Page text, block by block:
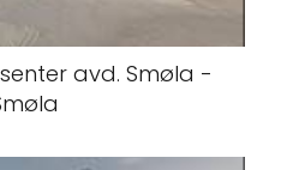
avd. Smøla -